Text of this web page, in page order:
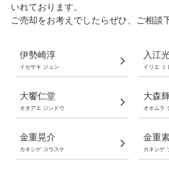
いれております。
ご売却をお考えでしたらぜひ、ご相談
伊勢崎淳
イセサキ ジュン
入江
イリエ ミ
大饗仁堂
オオアエ ジンドウ
大森
オオムラ
金重晃介
カネシゲ コウスケ
金重
カネシゲ